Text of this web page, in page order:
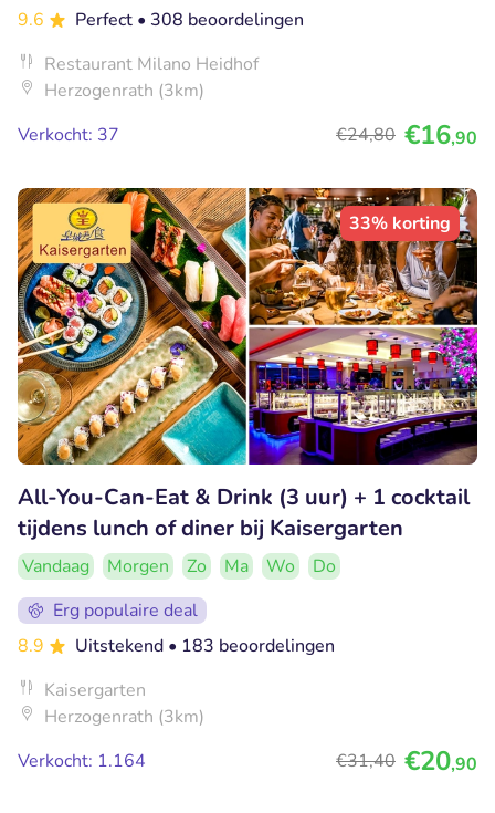
9.6 Perfect • 308 beoordelingen
Restaurant Milano Heidhof
Herzogenrath (3km)
Verkocht: 37
€24,80 €16,90
33% korting
All-You-Can-Eat & Drink (3 uur) + 1 cocktail
tijdens lunch of diner bij Kaisergarten
Vandaag Morgen Zo Ma Wo
Do
Erg populaire deal
8.9
Uitstekend • 183 beoordelingen
Kaisergarten
Herzogenrath (3km)
Verkocht: 1.164
€31,40 €20,90